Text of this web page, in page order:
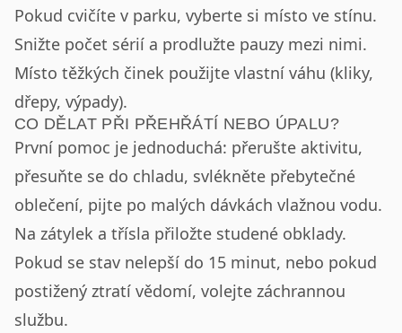
Pokud cvičíte v parku, vyberte si místo ve stínu.
Snižte počet sérií a prodlužte pauzy mezi nimi.
Místo těžkých činek použijte vlastní váhu (kliky,
dřepy, výpady).
CO DĚLAT PŘI PŘEHŘÁTÍ NEBO ÚPALU?
První pomoc je jednoduchá: přerušte aktivitu,
přesuňte se do chladu, svlékněte přebytečné
oblečení, pijte po malých dávkách vlažnou vodu.
Na zátylek a třísla přiložte studené obklady.
Pokud se stav nelepší do 15 minut, nebo pokud
postižený ztratí vědomí, volejte záchrannou
službu.